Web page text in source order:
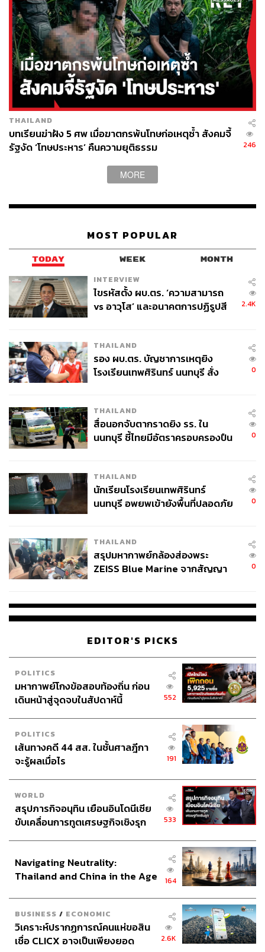
ฤดูกาล 2019/20 (ที่แสนเศร้า เพราะแฟนบอลไม่มีโอกาสได้
ฉลองร่วมกัน)
เรียกได้ว่า FSG มีการชิมลางมาก่อนหน้านี้แล้ว เมื่อรวมกับ
กระแสการไหลเข้ามาของกลุ่มทุนของพรีเมียร์ลีกในช่วงหลัง
ซึ่งรวมถึงการเปลี่ยนแปลงของเชลซีและนิวคาสเซิล ยูไนเต็ด
ที่ได้เจ้าของสโมสรใหม่ เชื่อว่าจะส่งผลทำให้ FSG เริ่มคิดที่
จะขายลิเวอร์พูลออกไปในขณะที่มูลค่ายังสูงเป็นที่น่าพอใจ
อยู่
เพราะในขณะที่สโมสรพยายามบริหารจัดการทุกอย่างให้
ยั่งยืน แต่ดูเหมือนการแข่งขันในพรีเมียร์ลีกจะทวีความ
รุนแรงมากยิ่งขึ้น และเป็นการยากที่จะสามารถแข่งขันกับทีม
ในรายของนิวคาสเซิลแม้จะเปลี่ยนเจ้าของมาแค่ปีเดียว แต่
การลงทุนด้านทรัพยากรบุคคลที่ฉลาด ไม่ว่าจะเป็นผู้อำนวย
และการซื้อผู้เล่นใหม่ที่เลือกมาเป็นอย่างดี อาทิ บรูโน กิมา
ไรส์ ช่วยยกระดับทีมจนขึ้นมาอยู่ท็อป 4 ได้ ขณะที่ลิเวอร์พูล
ผลงานตกต่ำลง มีปัญหาหลายจุดที่ต้องแก้ไข ทั้งๆ ที่คิดว่ามี
เล่นใหม่เข้ามาที่ไม่รู้จะจบตรงไหน
ขณะเดียวกันแผนการหารายรับเพิ่มไม่ว่าจะเป็นการเป็นตัวตั้ง
ตัวดีในการก่อตั้ง ‘ซูเปอร์ลีก’ ไปจนถึงเรื่องของ ‘Project Big
ทบทวนสถานการณ์และความเป็นไปได้ในอนาคต
อย่าลืมว่า FSG ไม่ได้มีแค่ลิเวอร์พูลทีมเดียว ยังมีบอสตัน เรด
ลิเวอร์พูลจะเป็นสโมสรที่บริหารได้ยากที่สุด
ใครจะซื้อ?
สโมสรลิเวอร์พูลทั้งหมดอยู่ที่ 7 พันล้านดอลลาร์สหรัฐ ซึ่งเป็น
ราคามหาศาล
มีชื่อเสียงมากที่สุดสโมสรหนึ่งของโลก มีฐานแฟนฟุตบอลทั่ว
โลก และมีผู้ติดตามบนโซเชียลมีเดียเกินกว่า 100 ล้านคน
เป็นโอกาสที่ไม่ได้มีบ่อยนัก
ดังนั้นเชื่อกันว่าจะมีนักลงทุนหรือกลุ่มทุนที่ให้ความสนใจ
หรือแม้แต่อาจจะมีการพูดคุยติดต่อกันในเบื้องต้นแล้วผ่าน
การประสานของ Morgan Stanley และ Goldman Sachs
ยักษ์ใหญ่ด้านการลงทุนที่จะเป็นคนช่วยประสานและช่วย
เจรจา
โมเดลที่เป็นไปได้อาจจะเป็นมหาเศรษฐี อาทิ เซอร์ จิม แรตค
พยายามติดต่อขอซื้อแมนเชสเตอร์ ยูไนเต็ด จากครอบครัว
เกลเซอร์ แต่ไม่ประสบความสำเร็จ
หรือจะเป็นกลุ่มทุน Consortium จากสหรัฐอเมริกา ที่บุก
วงการฟุตบอลอังกฤษหนักในระยะหลัง เพราะมองเห็น
ศักยภาพในการกำไรมหาศาล (เหมือนกรณีของ FSG ที่
ลงทุน 12 ปี มูลค่าเพิ่มขึ้นมากกว่า 10 เท่า) หรืออาจเป็นกลุ่ม
โดยโมเดลนั้นเป็นไปได้ทั้งการ ‘ขายหมด’ หรือ ‘ขายบางส่วน’
เหมือนที่ตัดแบ่งขายให้ Red Bird ซึ่งสโมสรก็จะได้ทุนใหม่
เข้ามาช่วยแบ่งเบาภาระของ FSG แต่ถ้าขายได้ทั้งหมดก็
THAILAND
บทเรียนฆ่าฝัง 5 ศพ เมื่อฆาตกรพ้นโทษก่อเหตุซ้ำ สังคมจี้
รัฐงัด ‘โทษประหาร’ คืนความยุติธรรม
246
MORE
MOST POPULAR
TODAY WEEK MONTH
INTERVIEW
ไขรหัสตั้ง ผบ.ตร. ‘ความสามารถ
vs อาวุโส’ และอนาคตการปฏิรูปสี
2.4K
THAILAND
รอง ผบ.ตร. บัญชาการเหตุยิง
โรงเรียนเทพศิรินทร์ นนทบุรี สั่ง
0
THAILAND
สื่อนอกจับตากราดยิง รร. ใน
นนทบุรี ชี้ไทยมีอัตราครอบครองปืน
0
THAILAND
นักเรียนโรงเรียนเทพศิรินทร์
นนทบุรี อพยพเข้ายังพื้นที่ปลอดภัย
0
THAILAND
สรุปมหากาพย์กล้องส่องพระ
ZEISS Blue Marine จากสัญญา
จ่ายหนี้-แอบระบุแบรนด์
0
EDITOR'S PICKS
POLITICS
มหากาพย์โกงข้อสอบท้องถิ่น ก่อน
เดินหน้าสู่จุดจบในสัปดาห์นี้
552
POLITICS
เส้นทางคดี 44 สส. ในชั้นศาลฎีกา
จะรู้ผลเมื่อไร
191
WORLD
สรุปภารกิจอนุทิน เยือนอินโดนีเซีย
ขับเคลื่อนการทูตเศรษฐกิจเชิงรุก
533
Navigating Neutrality:
Thailand and China in the Age
164
BUSINESS / ECONOMIC
วิเคราะห์ปรากฏการณ์คนแห่ขอสิน
เชื่อ CLICX อาจเป็นเพียงยอด
2.6K